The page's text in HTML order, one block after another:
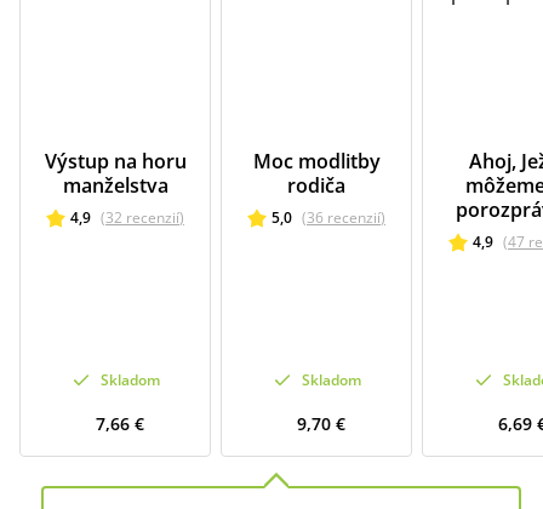
Výstup na horu
manželstva
4,9 (32 recenzií)
Skladom
7,66 €
Moc modlitby
rodiča
5,0 (36 recenzií)
Skladom
9,70 €
Ahoj,
4,9 (47
6,69